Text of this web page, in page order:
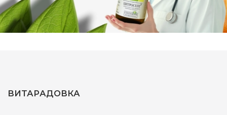
ВИТАРАДОВКА